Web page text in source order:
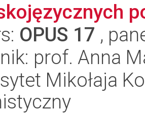
OPUS 17 ,
prof. Anna
Mikołaja